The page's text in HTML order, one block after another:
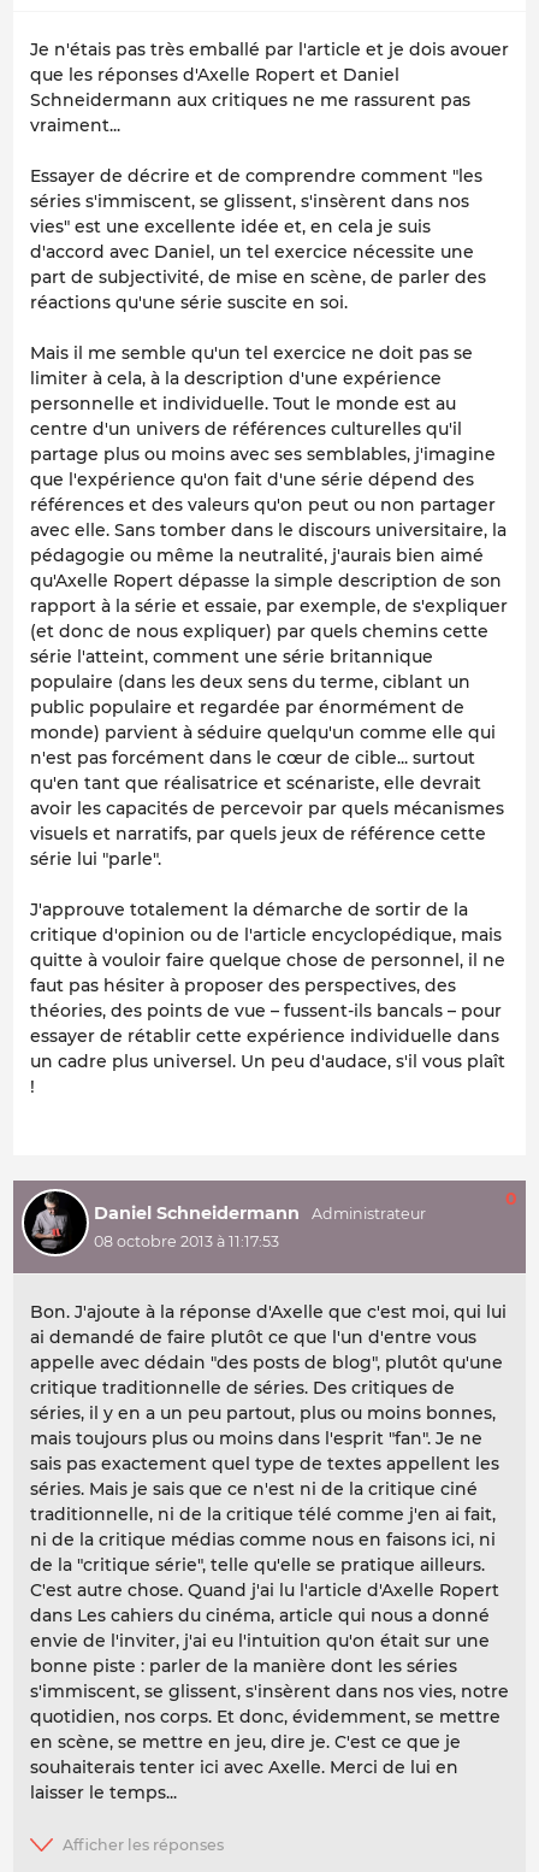
Je n'étais pas très emballé par l'article et je dois avouer
que les réponses d'Axelle Ropert et Daniel
Schneidermann aux critiques ne me rassurent pas
vraiment...
Essayer de décrire et de comprendre comment "les
séries s'immiscent, se glissent, s'insèrent dans nos
vies" est une excellente idée et, en cela je suis
d'accord avec Daniel, un tel exercice nécessite une
part de subjectivité, de mise en scène, de parler des
réactions qu'une série suscite en soi.
Mais il me semble qu'un tel exercice ne doit pas se
limiter à cela, à la description d'une expérience
personnelle et individuelle. Tout le monde est au
centre d'un univers de références culturelles qu'il
partage plus ou moins avec ses semblables, j'imagine
que l'expérience qu'on fait d'une série dépend des
références et des valeurs qu'on peut ou non partager
avec elle. Sans tomber dans le discours universitaire, la
pédagogie ou même la neutralité, j'aurais bien aimé
qu'Axelle Ropert dépasse la simple description de son
rapport à la série et essaie, par exemple, de s'expliquer
(et donc de nous expliquer) par quels chemins cette
série l'atteint, comment une série britannique
populaire (dans les deux sens du terme, ciblant un
public populaire et regardée par énormément de
monde) parvient à séduire quelqu'un comme elle qui
n'est pas forcément dans le cœur de cible... surtout
qu'en tant que réalisatrice et scénariste, elle devrait
avoir les capacités de percevoir par quels mécanismes
visuels et narratifs, par quels jeux de référence cette
série lui "parle".
J'approuve totalement la démarche de sortir de la
critique d'opinion ou de l'article encyclopédique, mais
quitte à vouloir faire quelque chose de personnel, il ne
faut pas hésiter à proposer des perspectives, des
théories, des points de vue – fussent-ils bancals – pour
essayer de rétablir cette expérience individuelle dans
un cadre plus universel. Un peu d'audace, s'il vous plaît
!
Daniel Schneidermann
08 octobre 2013 à 11:17:53
0
Bon. J'ajoute à la réponse d'Axelle que c'est moi, qui lui
ai demandé de faire plutôt ce que l'un d'entre vous
appelle avec dédain "des posts de blog", plutôt qu'une
critique traditionnelle de séries. Des critiques de
séries, il y en a un peu partout, plus ou moins bonnes,
mais toujours plus ou moins dans l'esprit "fan". Je ne
sais pas exactement quel type de textes appellent les
séries. Mais je sais que ce n'est ni de la critique ciné
traditionnelle, ni de la critique télé comme j'en ai fait,
ni de la critique médias comme nous en faisons ici, ni
de la "critique série", telle qu'elle se pratique ailleurs.
C'est autre chose. Quand j'ai lu l'article d'Axelle Ropert
dans Les cahiers du cinéma, article qui nous a donné
envie de l'inviter, j'ai eu l'intuition qu'on était sur une
bonne piste : parler de la manière dont les séries
s'immiscent, se glissent, s'insèrent dans nos vies, notre
quotidien, nos corps. Et donc, évidemment, se mettre
en scène, se mettre en jeu, dire je. C'est ce que je
souhaiterais tenter ici avec Axelle. Merci de lui en
laisser le temps...